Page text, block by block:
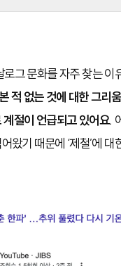
그 문화를 자주 찾는 이
적 없는 것에 대한 그리움
절이 언급되고 있어요.
왔기 때문에 ‘제철’에 대